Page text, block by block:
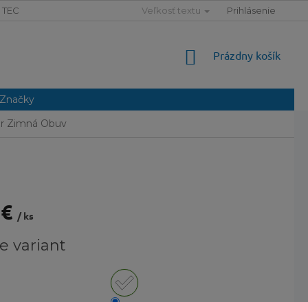
TECHNOLÓGIE SLOVNÍK POJMOV MAPA SERVERU
Veľkosť textu Prihlásenie
NÁKUPNÝ
Prázdny košík
Značky
Zimná Obuv
/ ks
variant